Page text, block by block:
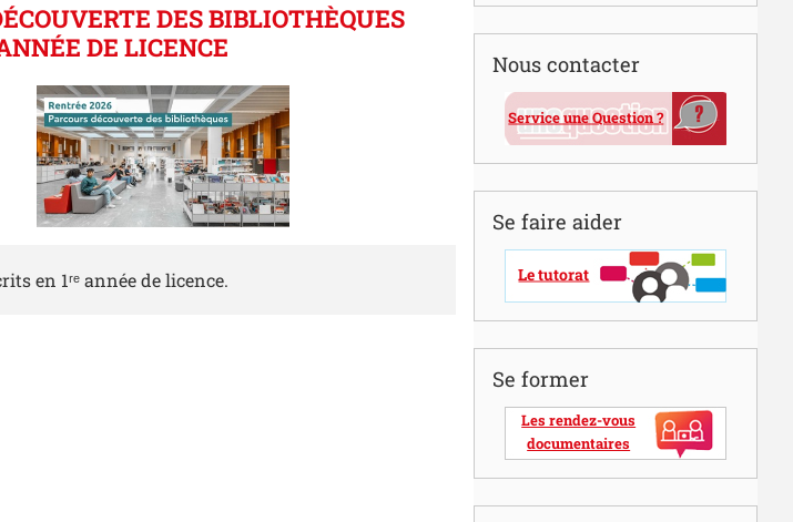
DES BIBLIOTHÈQUES
DE LICENCE
en 1ʳᵉ année de licence.
Nous contacter
Service une Question ?
Se faire aider
Le tutorat
Se former
Les rendez-vous
documentaires